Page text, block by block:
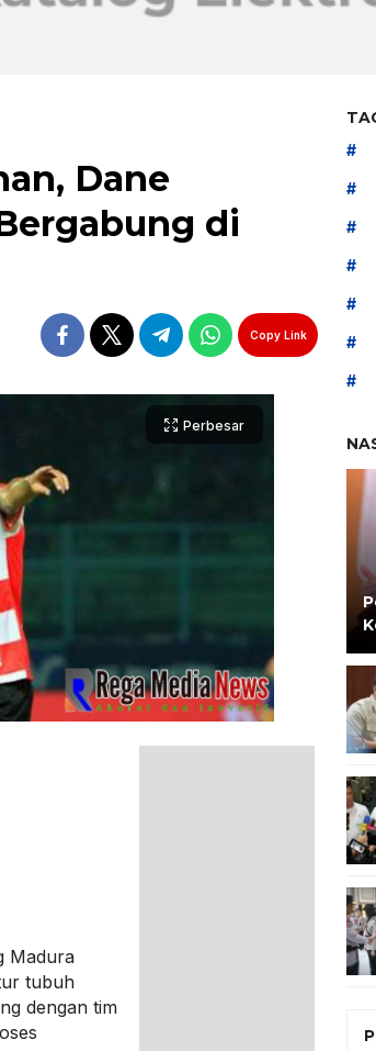
Dane
di
Copy Link
Perbesar
Madura
tubuh
dengan tim
#
#
#
#
#
#
#